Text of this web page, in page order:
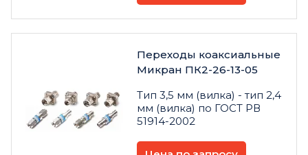
Переходы коаксиальные
Микран ПК2-26-13-05
Тип 3,5 мм (вилка) - тип 2,4
мм (вилка) по ГОСТ РВ
51914-2002